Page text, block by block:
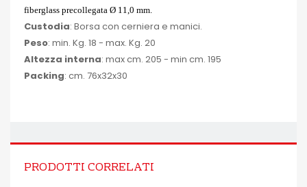
fiberglass precollegata Ø 11,0 mm.
Custodia: Borsa con cerniera e manici.
Peso: min. Kg. 18 - max. Kg. 20
Altezza interna: max cm. 205 - min cm. 195
Packing: cm. 76x32x30
PRODOTTI CORRELATI